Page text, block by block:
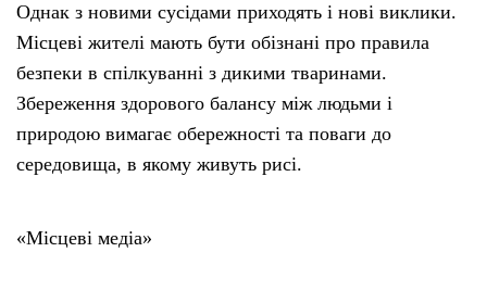
Однак з новими сусідами приходять і нові виклики.
Місцеві жителі мають бути обізнані про правила
безпеки в спілкуванні з дикими тваринами.
Збереження здорового балансу між людьми і
природою вимагає обережності та поваги до
середовища, в якому живуть рисі.
«Місцеві медіа»